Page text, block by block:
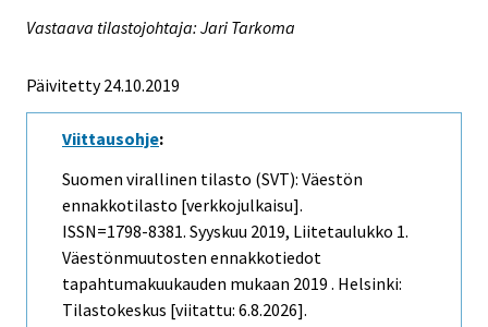
Vastaava tilastojohtaja: Jari Tarkoma
Päivitetty 24.10.2019
Viittausohje:
Suomen virallinen tilasto (SVT): Väestön
ennakkotilasto [verkkojulkaisu].
ISSN=1798-8381. Syyskuu 2019, Liitetaulukko 1.
Väestönmuutosten ennakkotiedot
tapahtumakuukauden mukaan 2019 . Helsinki:
Tilastokeskus [viitattu: 6.8.2026].